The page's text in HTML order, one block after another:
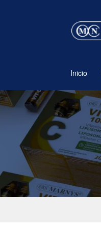
Ir
a
Ir
al
Inicio